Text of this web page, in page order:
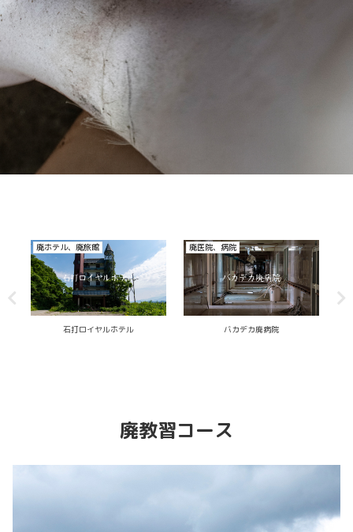
廃医院、病院
五ツ目無影灯の廃産婦人科医院
その他
緑しげるの浸食具合と椅子が素敵な廃
廃教習コース